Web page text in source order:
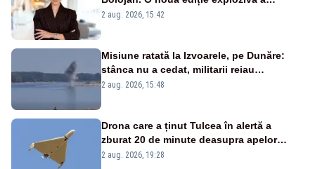
emisiunii „Miza Zilei” la Realitatea PLUS
2 aug. 2026, 15:42
Misiune ratată la Izvoarele, pe Dunăre:
stânca nu a cedat, militarii reiau
detonările luni – VIDEO
2 aug. 2026, 15:48
Drona care a ținut Tulcea în alertă a
zburat 20 de minute deasupra apelor
României. Au fost ridicate două F-16
2 aug. 2026, 19:28